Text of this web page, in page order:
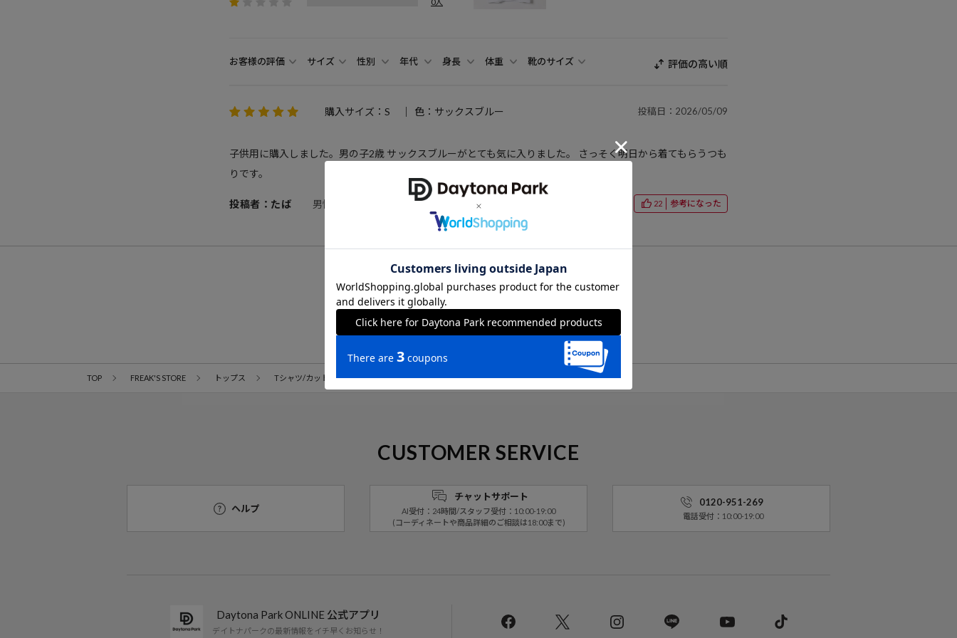
お客様の評価 サイズ 性別 年代 身長 体重 靴のサイズ 評価の高い順
購入サイズ：S 色：サックスブルー 投稿日：2026/05/09
子供用に購入しました。男の子2歳 サックスブルーがとても気に入りました。 さっそく明日から着てもらうつも
りです。
投稿者：たば 男性 168cm 60～64kg 22 参考になった
商品詳細へ戻る
TOP FREAK'S STORE トップス Tシャツ/カットソー アイテム詳細 レビュー一覧
CUSTOMER SERVICE
ヘルプ
チャットサポート
AI受付：24時間/スタッフ受付：10:00-19:00
(コーディネートや商品詳細のご相談は18:00まで)
0120-951-269
電話受付：10:00-19:00
Daytona Park ONLINE 公式アプリ
デイトナパークの最新情報をイチ早くお知らせ！